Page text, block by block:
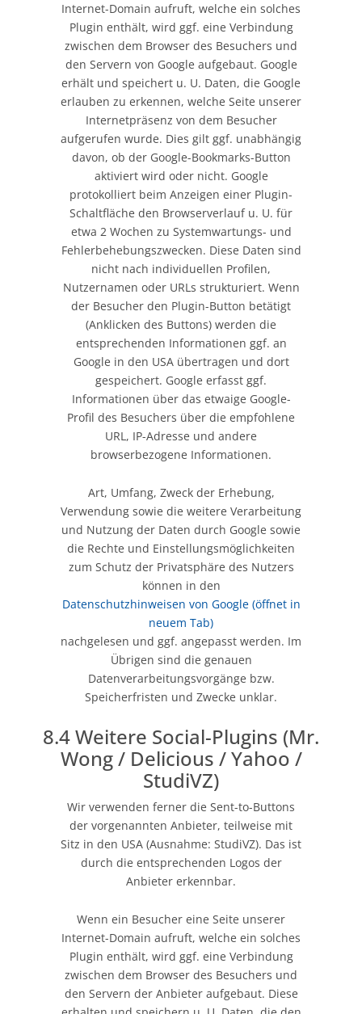
Internet-Domain aufruft, welche ein solches
Plugin enthält, wird ggf. eine Verbindung
zwischen dem Browser des Besuchers und
den Servern von Google aufgebaut. Google
erhält und speichert u. U. Daten, die Google
erlauben zu erkennen, welche Seite unserer
Internetpräsenz von dem Besucher
aufgerufen wurde. Dies gilt ggf. unabhängig
davon, ob der Google-Bookmarks-Button
aktiviert wird oder nicht. Google
protokolliert beim Anzeigen einer Plugin-
Schaltfläche den Browserverlauf u. U. für
etwa 2 Wochen zu Systemwartungs- und
Fehlerbehebungszwecken. Diese Daten sind
nicht nach individuellen Profilen,
Nutzernamen oder URLs strukturiert. Wenn
der Besucher den Plugin-Button betätigt
(Anklicken des Buttons) werden die
entsprechenden Informationen ggf. an
Google in den USA übertragen und dort
gespeichert. Google erfasst ggf.
Informationen über das etwaige Google-
Profil des Besuchers über die empfohlene
URL, IP-Adresse und andere
browserbezogene Informationen.
Art, Umfang, Zweck der Erhebung,
Verwendung sowie die weitere Verarbeitung
und Nutzung der Daten durch Google sowie
die Rechte und Einstellungsmöglichkeiten
zum Schutz der Privatsphäre des Nutzers
können in den
Datenschutzhinweisen von Google (öffnet in
neuem Tab)
nachgelesen und ggf. angepasst werden. Im
Übrigen sind die genauen
Datenverarbeitungsvorgänge bzw.
Speicherfristen und Zwecke unklar.
8.4 Weitere Social-Plugins (Mr.
Wong / Delicious / Yahoo /
StudiVZ)
Wir verwenden ferner die Sent-to-Buttons
der vorgenannten Anbieter, teilweise mit
Sitz in den USA (Ausnahme: StudiVZ). Das ist
durch die entsprechenden Logos der
Anbieter erkennbar.
Wenn ein Besucher eine Seite unserer
Internet-Domain aufruft, welche ein solches
Plugin enthält, wird ggf. eine Verbindung
zwischen dem Browser des Besuchers und
den Servern der Anbieter aufgebaut. Diese